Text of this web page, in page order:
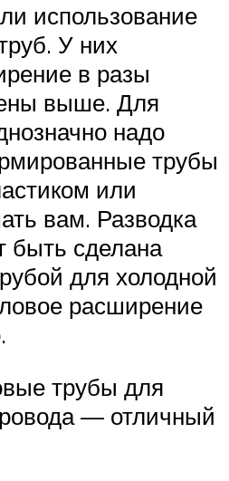
использование
У них
в разы
выше. Для
надо
трубы
или
вам. Разводка
быть сделана
для холодной
расширение
трубы для
— отличный